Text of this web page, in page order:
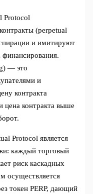
Protocol
(perpetual
и имитируют
— это
и
контракта
цена контракта выше
Protocol является
каждый торговый
риск каскадных
осуществляется
токен PERP, дающий